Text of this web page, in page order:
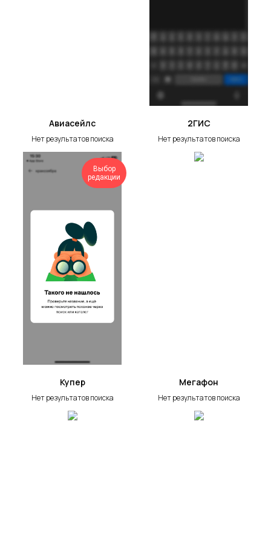
Авиасейлс
Нет результатов поиска
2ГИС
Нет результатов поиска
Выбор
редакции
Купер
Нет результатов поиска
Мегафон
Нет результатов поиска